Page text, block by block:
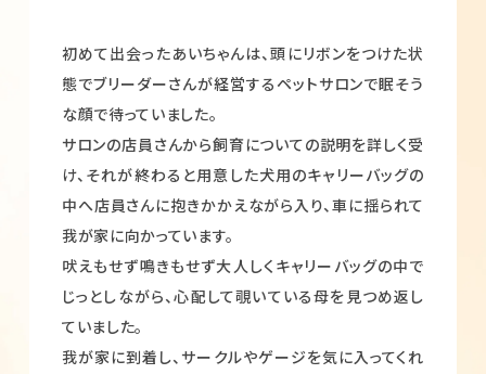
初めて出会ったあいちゃんは、頭にリボンをつけた状
態でブリーダーさんが経営するペットサロンで眠そう
な顔で待っていました。
サロンの店員さんから飼育についての説明を詳しく受
け、それが終わると用意した犬用のキャリーバッグの
中へ店員さんに抱きかかえながら入り、車に揺られて
我が家に向かっています。
吠えもせず鳴きもせず大人しくキャリーバッグの中で
じっとしながら、心配して覗いている母を見つめ返し
ていました。
我が家に到着し、サークルやゲージを気に入ってくれ